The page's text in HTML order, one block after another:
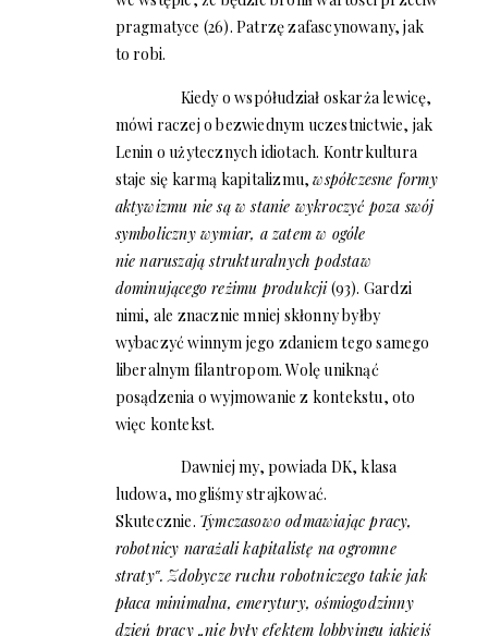
pragmatyce (26). Patrzę zafascynowany, jak
to robi.
Kiedy o współudział oskarża lewicę,
mówi raczej o bezwiednym uczestnictwie, jak
Lenin o użytecznych idiotach. Kontrkultura
staje się karmą kapitalizmu,współczesne formy
aktywizmu nie są w stanie wykroczyć poza swój
symboliczny wymiar, a zatem w ogóle
nie naruszają strukturalnych podstaw
dominującego reżimu produkcji(93). Gardzi
nimi, ale znacznie mniej skłonny byłby
wybaczyć winnym jego zdaniem tego samego
liberalnym filantropom. Wolę uniknąć
posądzenia o wyjmowanie z kontekstu, oto
więc kontekst.
Dawniej my, powiada DK, klasa
ludowa, mogliśmy strajkować.
Skutecznie. Tymczasowo odmawiając pracy,
robotnicy narażali kapitalistę na ogromne
straty‟. Zdobycze ruchu robotniczego takie jak
płaca minimalna, emerytury, ośmiogodzinny
dzień pracy „nie były efektem lobbyingu jakiejś